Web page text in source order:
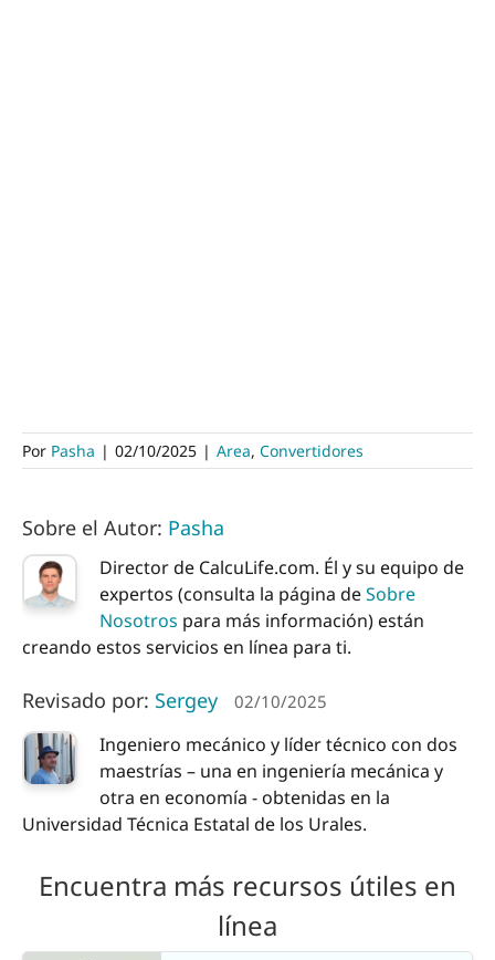
Por Pasha | 02/10/2025 | Area, Convertidores
Sobre el Autor: Pasha
Director de CalcuLife.com. Él y su equipo de
expertos (consulta la página deSobre
Nosotros para más información) están
creando estos servicios en línea para ti.
Revisado por: Sergey 02/10/2025
Ingeniero mecánico y líder técnico con dos
maestrías – una en ingeniería mecánica y
otra en economía - obtenidas en la
Universidad Técnica Estatal de los Urales.
Encuentra más recursos útiles en
línea